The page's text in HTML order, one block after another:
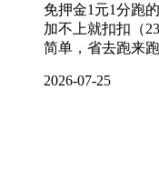
免押金1元1分跑
加不上就扣扣（
简单，省去跑来
2026-07-25